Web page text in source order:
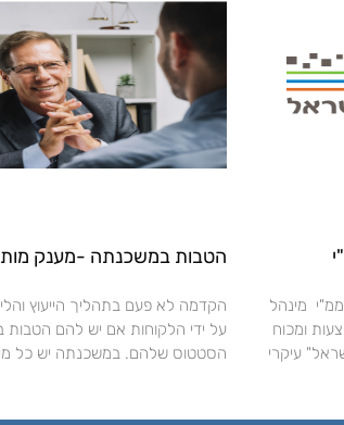
מינהל
הוקם בשנת 1960 באמצעות ומכוח
עיקרי
הטבות במשכנתה -מענק
הקדמה לא פעם בתהליך הייעוץ
על ידי הלקוחות אם יש להם
הסטטוס שלהם. במשכנתה יש כל